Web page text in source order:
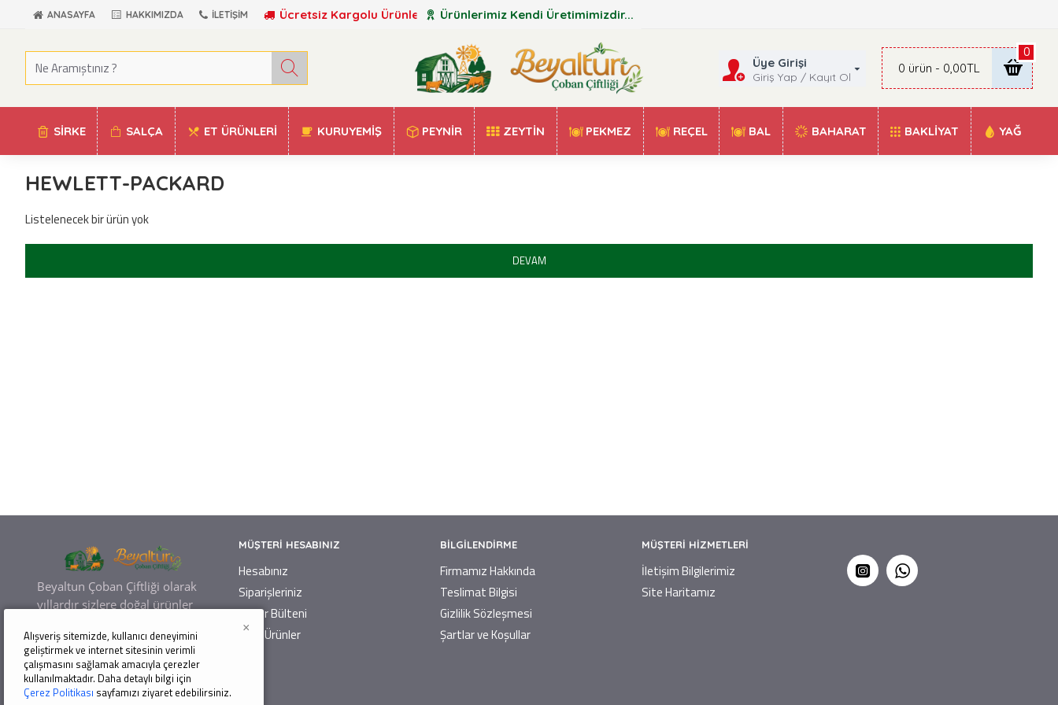
ANASAYFA HAKKIMIZDA İLETIŞIM Ücretsiz Kargolu Ürünler Ürünlerimiz Kendi Üretimimizdir...
Üye Girişi
Giriş Yap / Kayıt Ol
0 ürün - 0,00TL
0
SIRKE SALÇA ET ÜRÜNLERI KURUYEMIŞ PEYNIR ZEYTIN PEKMEZ REÇEL BAL BAHARAT BAKLIYAT YAĞ
HEWLETT-PACKARD
Listelenecek bir ürün yok
DEVAM
Beyaltun Çoban Çiftliği olarak
yıllardır sizlere doğal ürünler
Ürünlerimiz ev yapımı olup,
üretim aşamasında hiçbir katkı
maddesi içermeyen, tamamen
doğal ürünlerdir.Tüm
MÜŞTERI HESABINIZ
Hesabınız
Siparişleriniz
Haber Bülteni
Tüm Ürünler
BILGILENDIRME
Firmamız Hakkında
Teslimat Bilgisi
Gizlilik Sözleşmesi
Şartlar ve Koşullar
MÜŞTERI HIZMETLERI
İletişim Bilgilerimiz
Site Haritamız
Alışveriş sitemizde, kullanıcı deneyimini
geliştirmek ve internet sitesinin verimli
çalışmasını sağlamak amacıyla çerezler
kullanılmaktadır. Daha detaylı bilgi için
Çerez Politikası sayfamızı ziyaret edebilirsiniz.
×